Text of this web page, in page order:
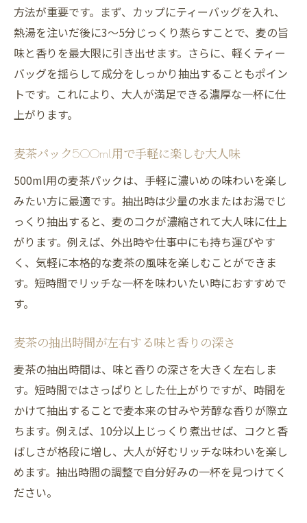
方法が重要です。まず、カップにティーバッグを入れ、
熱湯を注いだ後に3〜5分じっくり蒸らすことで、麦の旨
味と香りを最大限に引き出せます。さらに、軽くティー
バッグを揺らして成分をしっかり抽出することもポイン
トです。これにより、大人が満足できる濃厚な一杯に仕
上がります。
麦茶パック500ml用で手軽に楽しむ大人味
500ml用の麦茶パックは、手軽に濃いめの味わいを楽し
みたい方に最適です。抽出時は少量の水またはお湯でじ
っくり抽出すると、麦のコクが濃縮されて大人味に仕上
がります。例えば、外出時や仕事中にも持ち運びやす
く、気軽に本格的な麦茶の風味を楽しむことができま
す。短時間でリッチな一杯を味わいたい時におすすめで
す。
麦茶の抽出時間が左右する味と香りの深さ
麦茶の抽出時間は、味と香りの深さを大きく左右しま
す。短時間ではさっぱりとした仕上がりですが、時間を
かけて抽出することで麦本来の甘みや芳醇な香りが際立
ちます。例えば、10分以上じっくり煮出せば、コクと香
ばしさが格段に増し、大人が好むリッチな味わいを楽し
めます。抽出時間の調整で自分好みの一杯を見つけてく
ださい。